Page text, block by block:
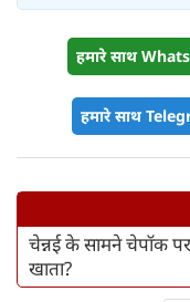
हमारे साथ
हमारे साथ
चेन्नई के सामने चेपॉक
खाता?